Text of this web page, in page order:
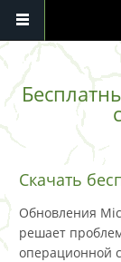
Перейти к
Скачать
Обновления
решает
операционной